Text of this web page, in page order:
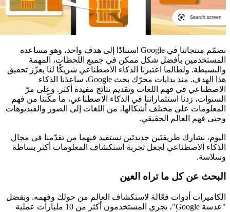
نصمّم منتجاتنا في Google استنادًا إلى هدف واحد، وهو مساعدة
المستخدمين بأفضل شكل ممكن في جميع اللحظات، المهمة
والبسيطة. ولطالما اعتبرنا الذكاء الاصطناعي شريكًا لنا يعزّز تحقيق
هذا الهدف. منذ بدايات محرّك بحث Google، ساعدَنا الذكاء
الاصطناعي في فهم اللغات وتقديم نتائج مفيدة أكثر. وعلى مرّ
السنوات، زدنا استثماراتنا في الذكاء الاصطناعي، ما مكّننا من فهم
المعلومات على مختلف أشكالها، من اللغات إلى الصور والفيديوهات
وحتى فهم العالم الحقيقي.
اليوم، نشارك طريقتَين جديدتَين نستفيد فيهما من تقدّمنا في مجال
الذكاء الاصطناعي لجعل تجربة استكشاف المعلومات أكثر بساطة
وسلاسة.
البحث عن كل ما تراه العين
الكاميرات أدوات فعّالة لاستكشاف العالم من حولك وفهمه. وبفضل
"عدسة Google"، يجري المستخدمون أكثر من 10 مليارات عملية